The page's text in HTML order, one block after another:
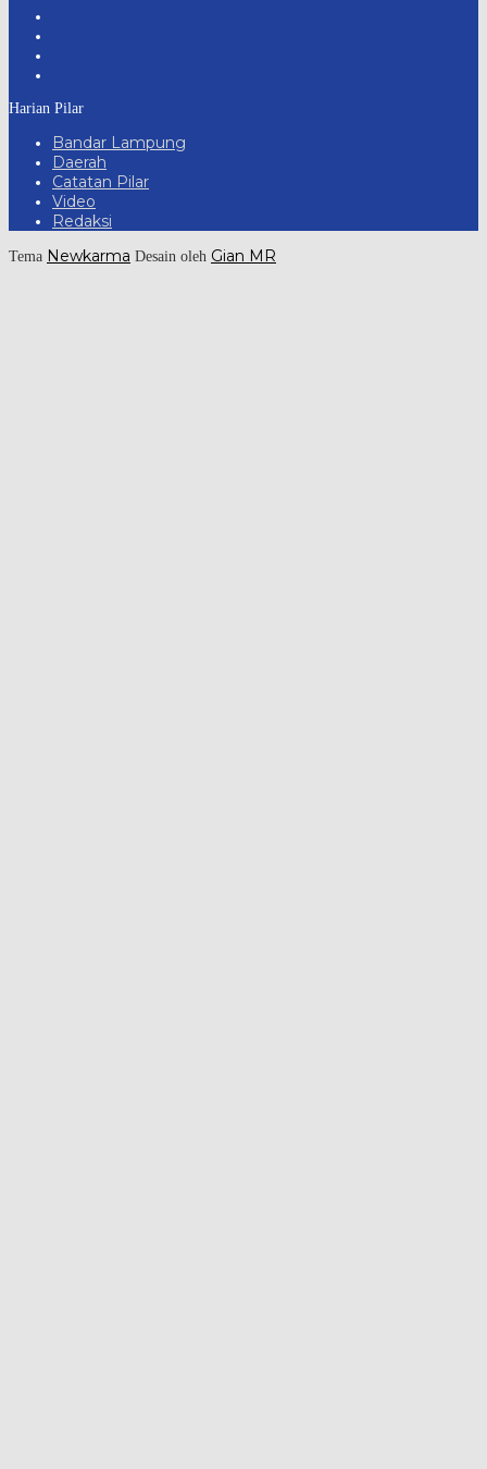
Harian Pilar
Bandar Lampung
Daerah
Catatan Pilar
Video
Redaksi
Tema Newkarma Desain oleh Gian MR